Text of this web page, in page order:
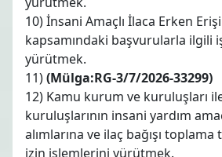
10) İnsani Amaçlı İlaca Erken
kapsamındaki başvurularla ilgili
yürütmek.
11)(Mülga:RG-3/7/2026-33299)
12) Kamu kurum ve kuruluşları
kuruluşlarının insani yardım
alımlarına ve ilaç bağışı
izin işlemlerini yürütmek.